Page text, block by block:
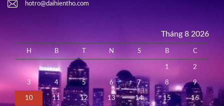
hotro@daihientho.com
Tháng 8 2026
H B N S B C
1 2
3 4 5 6 7 8 9
10 11 12 13 14 15 16